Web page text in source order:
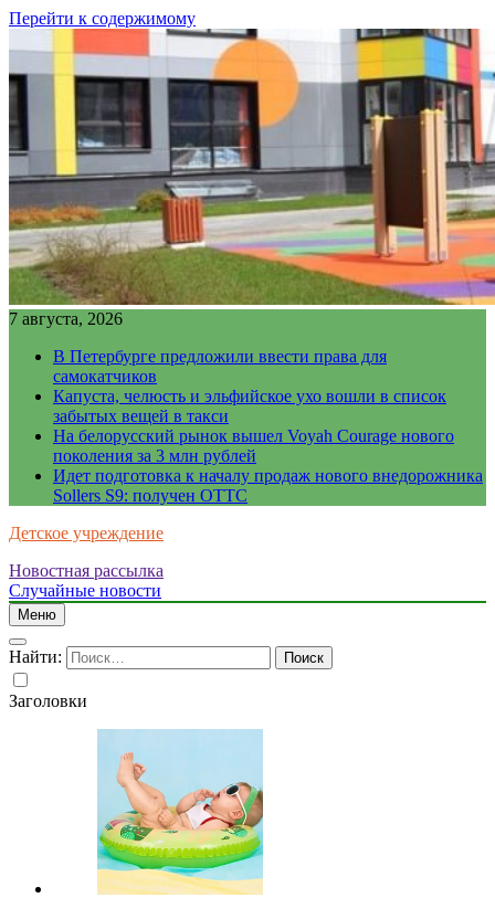
Перейти к содержимому
7 августа, 2026
В Петербурге предложили ввести права для
самокатчиков
Капуста, челюсть и эльфийское ухо вошли в список
забытых вещей в такси
На белорусский рынок вышел Voyah Courage нового
поколения за 3 млн рублей
Идет подготовка к началу продаж нового внедорожника
Sollers S9: получен ОТТС
Детское учреждение
Новостная рассылка
Случайные новости
Меню
Найти:
Заголовки